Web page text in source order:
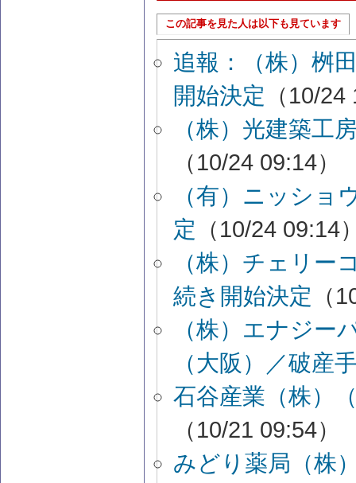
この記事を見た人は以下も見ています
追報：（株）桝
開始決定 （10/
（株）光建築工
（10/24 09:14）
（有）ニッショ
定 （10/24 09:14
（株）チェリー
続き開始決定 （
（株）エナジー
（大阪）／破産
石谷産業（株）
（10/21 09:54）
みどり薬局（株